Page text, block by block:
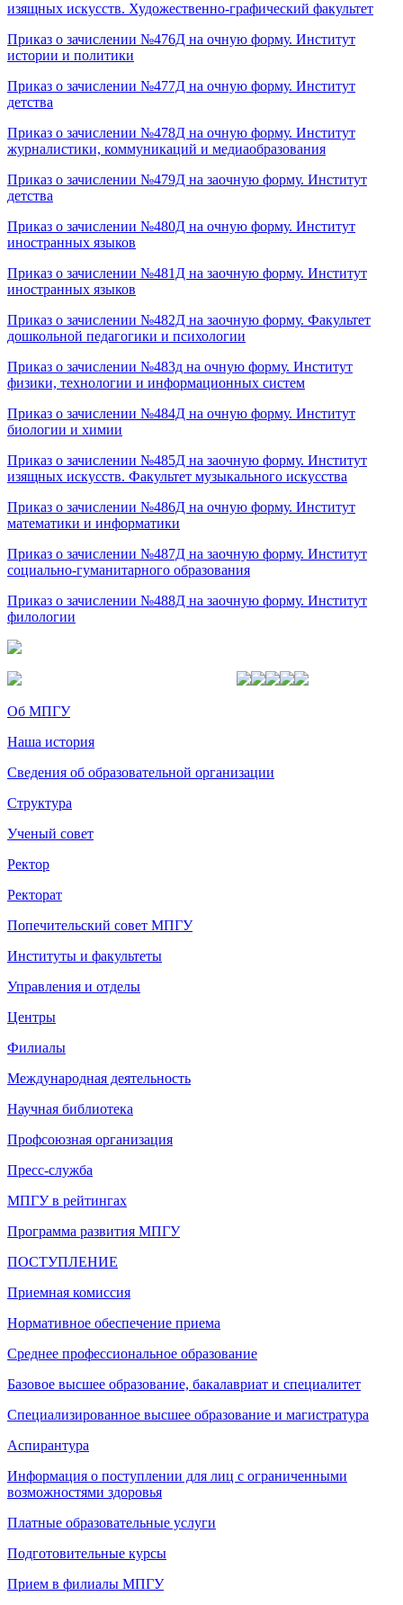
изящных искусств. Художественно-графический факультет
Приказ о зачислении №476Д на очную форму. Институт
истории и политики
Приказ о зачислении №477Д на очную форму. Институт
детства
Приказ о зачислении №478Д на очную форму. Институт
журналистики, коммуникаций и медиаобразования
Приказ о зачислении №479Д на заочную форму. Институт
детства
Приказ о зачислении №480Д на очную форму. Институт
иностранных языков
Приказ о зачислении №481Д на заочную форму. Институт
иностранных языков
Приказ о зачислении №482Д на заочную форму. Факультет
дошкольной педагогики и психологии
Приказ о зачислении №483д на очную форму. Институт
физики, технологии и информационных систем
Приказ о зачислении №484Д на очную форму. Институт
биологии и химии
Приказ о зачислении №485Д на заочную форму. Институт
изящных искусств. Факультет музыкального искусства
Приказ о зачислении №486Д на очную форму. Институт
математики и информатики
Приказ о зачислении №487Д на заочную форму. Институт
социально-гуманитарного образования
Приказ о зачислении №488Д на заочную форму. Институт
филологии
Об МПГУ
Наша история
Сведения об образовательной организации
Структура
Ученый совет
Ректор
Ректорат
Попечительский совет МПГУ
Институты и факультеты
Управления и отделы
Центры
Филиалы
Международная деятельность
Научная библиотека
Профсоюзная организация
Пресс-служба
МПГУ в рейтингах
Программа развития МПГУ
ПОСТУПЛЕНИЕ
Приемная комиссия
Нормативное обеспечение приема
Среднее профессиональное образование
Базовое высшее образование, бакалавриат и специалитет
Специализированное высшее образование и магистратура
Аспирантура
Информация о поступлении для лиц с ограниченными
возможностями здоровья
Платные образовательные услуги
Подготовительные курсы
Прием в филиалы МПГУ